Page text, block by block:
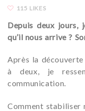
115 LIKES
Depuis deux jours,
qu’il nous arrive ?
Après la
à deux, je
communication.
Comment stabiliser